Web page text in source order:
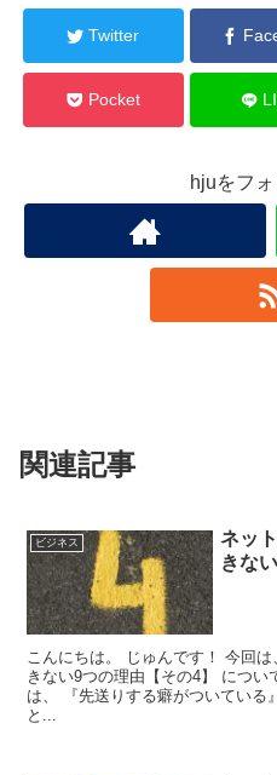
Twitter
Pocket
hjuをフ
関連記事
ビジネス
ネッ
きな
こんにちは。 じゅんです！ 今回
きない9つの理由【その4】 につい
は、 『先送りする癖がついている
と...